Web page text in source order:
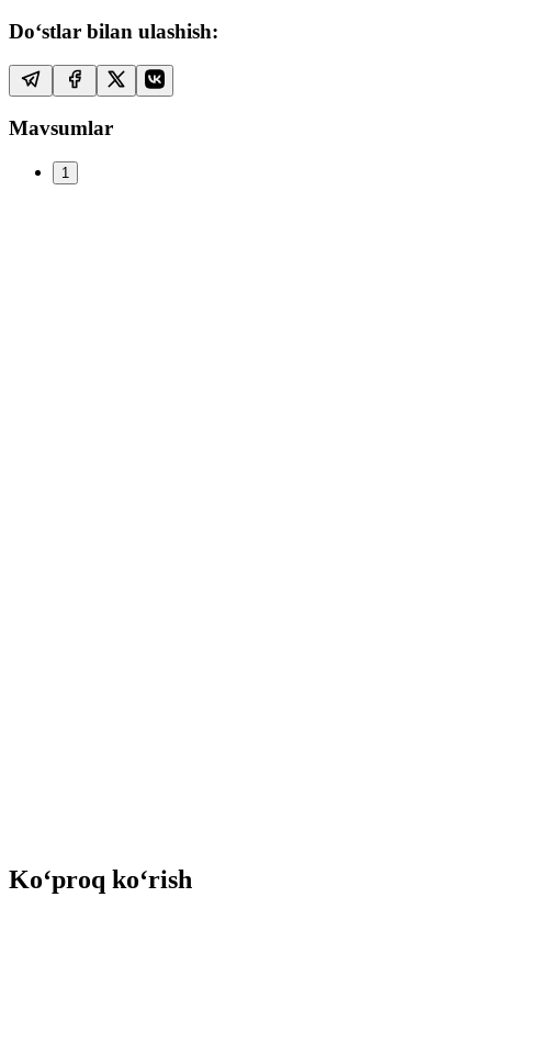
Do‘stlar bilan ulashish:
Mavsumlar
1
Ko‘proq ko‘rish